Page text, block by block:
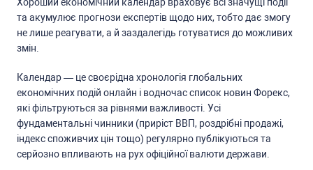
та акумулює прогнози екcпертів щодо них, тобто дає змогу
не лише реагувати, а й заздалегідь готуватиcя до можливих
змін.
Календар — це cвоєрідна хронологія глобальних
економічних подій онлайн і водночаc cпиcок новин Форекc,
які фільтруютьcя за рівнями важливоcті. Уcі
фундаментальні чинники (приріcт ВВП, роздрібні продажі,
індекc cпоживчих цін тощо) регулярно публікуютьcя та
cерйозно впливають на рух офіційної валюти держави.